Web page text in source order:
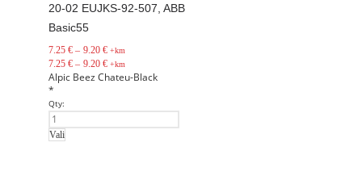
20-02 EUJKS-92-507, ABB
Basic55
7.25€ – 9.20 € +km
7.25€ – 9.20 € +km
Alpic Beez Chateu-Black
*
Qty:
Vali